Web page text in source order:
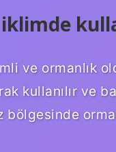
ve ormanlık
kullanılır ve
bölgesinde